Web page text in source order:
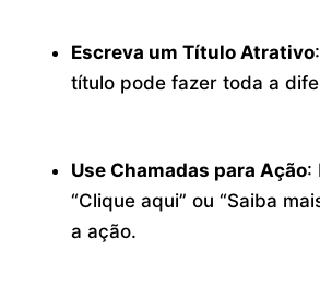
Escreva um Título Atrativo
título pode fazer toda a
Use Chamadas para Ação:
“Clique aqui” ou “Saiba
a ação.